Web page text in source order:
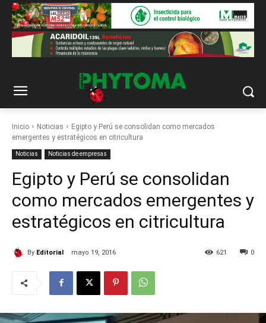
Inicio Noticias
Egipto y Perú se consolidan como mercados
emergentes y estratégicos en citricultura
Noticias Noticias de empresas
Egipto y Perú se consolidan
como mercados emergentes y
estratégicos en citricultura
By Editorial mayo 19, 2016 0
621